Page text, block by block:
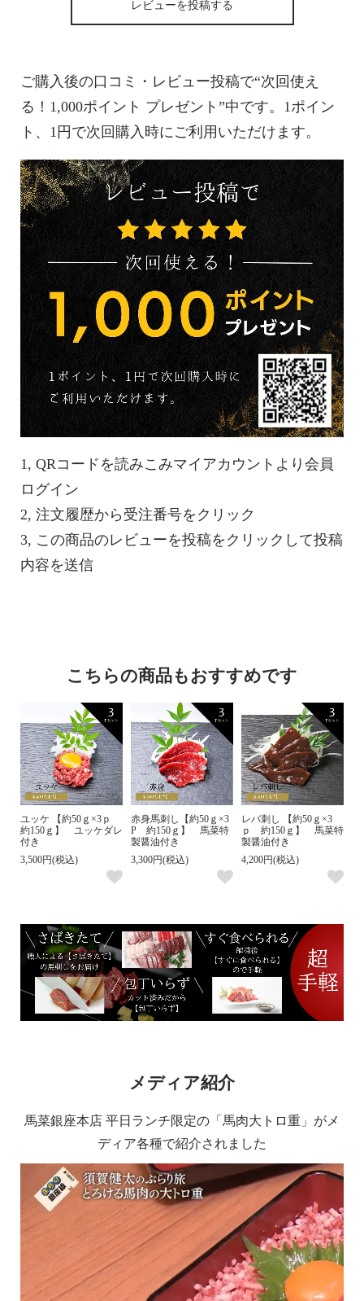
レビューを投稿する
ご購入後の口コミ・レビュー投稿で“次回使え
る！1,000ポイント プレゼント”中です。1ポイン
ト、1円で次回購入時にご利用いただけます。
1, QRコードを読みこみマイアカウントより会員
ログイン
2, 注文履歴から受注番号をクリック
3, この商品のレビューを投稿をクリックして投稿
内容を送信
こちらの商品もおすすめです
ユッケ 【約50ｇ×3ｐ
約150ｇ】 ユッケダレ
付き
3,500円(税込)
赤身馬刺し【約50ｇ×3
P 約150ｇ】 馬菜特
製醤油付き
3,300円(税込)
レバ刺し 【約50ｇ×3
ｐ 約150ｇ】 馬菜特
製醤油付き
4,200円(税込)
メディア紹介
馬菜銀座本店 平日ランチ限定の「馬肉大トロ重」がメ
ディア各種で紹介されました